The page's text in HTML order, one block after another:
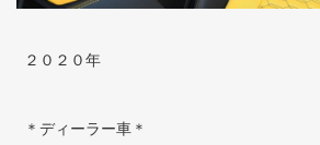
２０２０年
＊ディーラー車＊